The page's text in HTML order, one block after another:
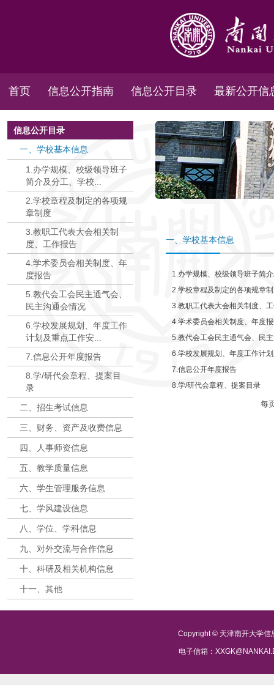
首页 信息公开指南 信息公开目录 最新公开信
信息公开目录
一、学校基本信息
1.办学规模、校级领导班子
简介及分工、学校...
2.学校章程及制定的各项规
章制度
3.教职工代表大会相关制
度、工作报告
4.学术委员会相关制度、年
度报告
5.教代会工会民主通气会、
民主沟通会情况
6.学校发展规划、年度工作
计划及重点工作安...
7.信息公开年度报告
8.学/研代会章程、提案目
录
二、招生考试信息
三、财务、资产及收费信息
四、人事师资信息
五、教学质量信息
六、学生管理服务信息
七、学风建设信息
八、学位、学科信息
九、对外交流与合作信息
十、科研及相关机构信息
十一、其他
一、学校基本信息
1.办学规模、校级领导班子简
2.学校章程及制定的各项规章
3.教职工代表大会相关制度、
4.学术委员会相关制度、年度
5.教代会工会民主通气会、民
6.学校发展规划、年度工作计
7.信息公开年度报告
8.学/研代会章程、提案目录
每
Copyright © 天津南开大学信
电子信箱：